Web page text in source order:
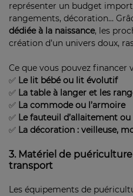
représenter un budget
rangements, décoration…
dédiée à la naissance, les
création d’un univers doux,
Ce que vous pouvez financer
✅ Le lit bébé ou lit évolutif
✅ La table à langer et les
✅ La commode ou l’armoire
✅ Le fauteuil d’allaitement
✅ La décoration : veilleuse,
3. Matériel de
transport
Les équipements de